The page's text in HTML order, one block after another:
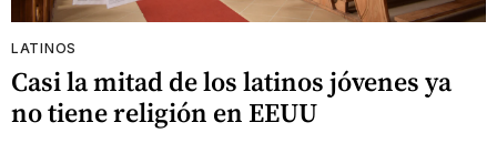
LATINOS
Casi la mitad de los latinos jóvenes ya
no tiene religión en EEUU